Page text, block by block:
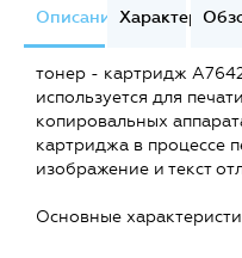
Описание
тонер - картридж
используется для
копировальных
картриджа в процессе
изображение и текст
Основные